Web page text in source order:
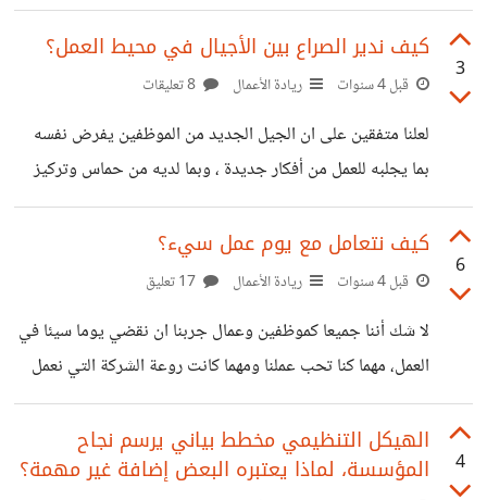
العديد من مجالات الحياة. لكن ماذا نقصد به؟ القراءة الباردة هي
فن من فنون استخراج المعلومات من الأشخاص في النقاشات عن
طريق طرح أسئلة أو احتمالات عامة ، على الأغلب من المتوقع
بالإضافة إلى عمره وملابسه وتسريحة شعره وجنسه ودينه أو
عرقه ومستوى تعليمه وطريقة حديثه ومكانته وما إلى ذلك.
وعادةً
3
كيف ندير الصراع بين الأجيال في محيط العمل؟
قبل 4 سنوات ريادة الأعمال
لعلنا متفقين على ان الجيل الجديد من الموظفين يفرض نفسه
بما يجلبه للعمل من أفكار جديدة ، وبما لديه من حماس وتركيز
على تحقيق الأهداف وبما يملكه من رغبة مشتعلة لتحقيق الذات.
أما الجيل المخضرم في العمل فهو الأكثر خبرة وهو من بنى
الشركة على اكتافه وصنع تاريخها يوما بيوم ومن هنا تأتي صعوبة
النظر والخبرات والقيم والأهداف المختلفة وهو ما يشكل تحديًا
تنظيميًا فريدًا لقادة الشركات والمديرين والمتخصصين في
6
كيف نتعامل مع يوم عمل سيء؟
قبل 4 سنوات ريادة الأعمال
لا شك أننا جميعا كموظفين وعمال جربنا ان نقضي يوما سيئا في
العمل، مهما كنا تحب عملنا ومهما كانت روعة الشركة التي نعمل
بها ومهما كان تفاعلنا متناغما مع وظيفتنا وزملاءنا، لابد اننا في
مرحلة ما واجهنا هذا اليوم الذي نتحدث عنه الان !! والمؤسف
في هذا الأمر أننا بشكل عام عندما نواجه موقفا سيئا فإن عقلنا
4
الهيكل التنظيمي مخطط بياني يرسم نجاح
المؤسسة، لماذا يعتبره البعض إضافة غير مهمة؟